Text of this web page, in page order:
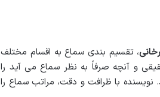
، تقسیم بندی سماع به اقسام مختلف
و آنچه صرفاً به نظر سماع می آید را
نویسنده با ظرافت و دقت، مراتب سماع را